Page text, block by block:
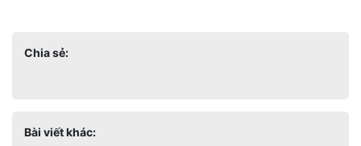
Chia sẻ:
Bài viết khác: